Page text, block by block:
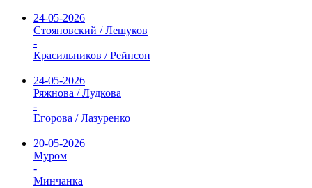
24-05-2026
Стояновский / Лешуков
-
Красильников / Рейнсон
24-05-2026
Ряжнова / Лудкова
-
Егорова / Лазуренко
20-05-2026
Муром
-
Минчанка